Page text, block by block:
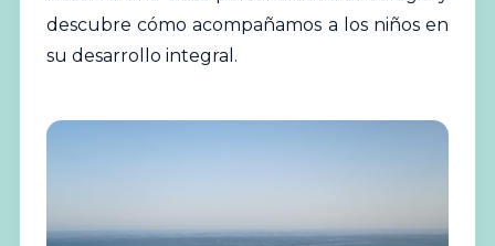
descubre cómo acompañamos a los niños en
su desarrollo integral.